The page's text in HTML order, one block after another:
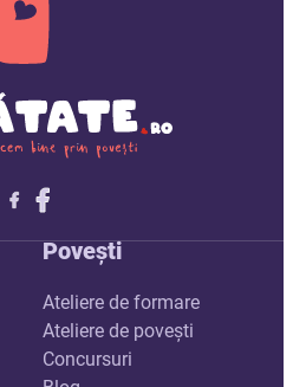
Follow me on X
Follow me on LinkedIn
Follow me on X
Povești
Ateliere de formare
Ateliere de povești
Concursuri